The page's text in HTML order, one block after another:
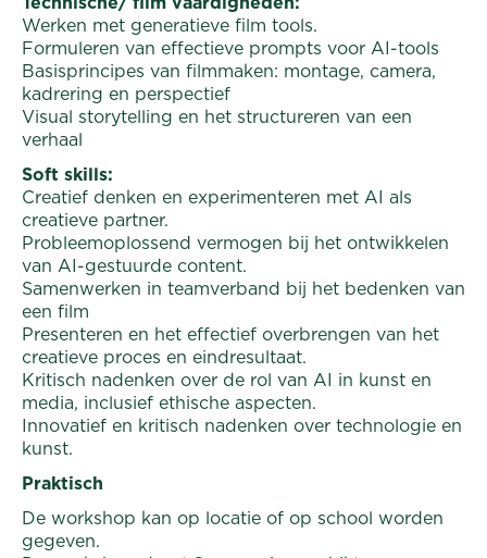
Werken met generatieve film tools.
Formuleren van effectieve prompts voor AI-tools
Basisprincipes van filmmaken: montage, camera,
kadrering en perspectief
Visual storytelling en het structureren van een
verhaal
Soft skills:
Creatief denken en experimenteren met AI als
creatieve partner.
Probleemoplossend vermogen bij het ontwikkelen
van AI-gestuurde content.
Samenwerken in teamverband bij het bedenken van
een film
Presenteren en het effectief overbrengen van het
creatieve proces en eindresultaat.
Kritisch nadenken over de rol van AI in kunst en
media, inclusief ethische aspecten.
Innovatief en kritisch nadenken over technologie en
kunst.
Praktisch
De workshop kan op locatie of op school worden
gegeven.